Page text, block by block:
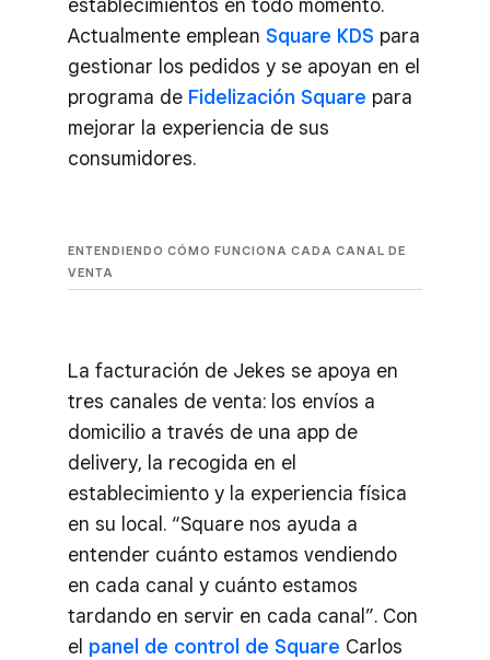
establecimientos en todo momento.
Actualmente emplean Square KDS para
gestionar los pedidos y se apoyan en el
programa de Fidelización Square para
mejorar la experiencia de sus
consumidores.
ENTENDIENDO CÓMO FUNCIONA CADA CANAL DE
VENTA
La facturación de Jekes se apoya en
tres canales de venta: los envíos a
domicilio a través de una app de
delivery, la recogida en el
establecimiento y la experiencia física
en su local. “Square nos ayuda a
entender cuánto estamos vendiendo
en cada canal y cuánto estamos
tardando en servir en cada canal”. Con
el panel de control de Square Carlos